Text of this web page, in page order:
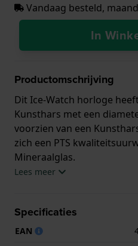
Vandaag besteld,
In
Productomschrijving
Dit Ice-Watch horloge
Kunsthars met een
voorzien van een
zich een PTS
Mineraalglas.
geleverd met 2 jaar garantie.
Lees meer
Specificaties
EAN